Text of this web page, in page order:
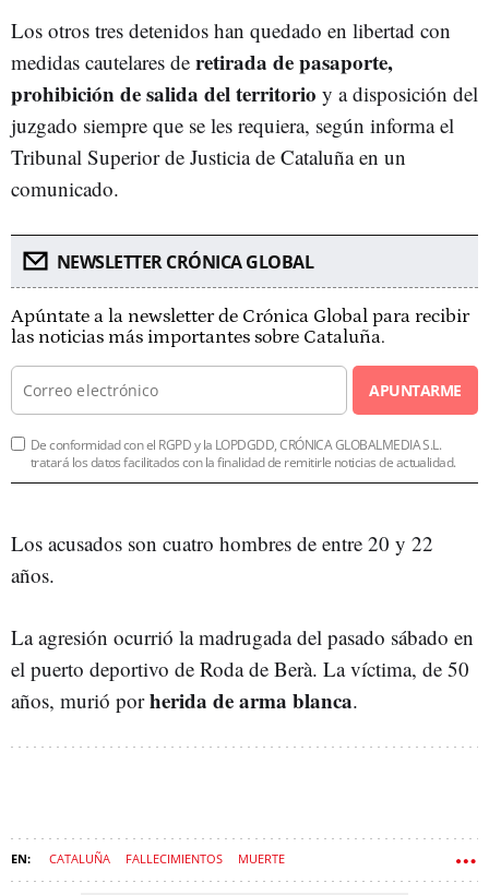
Los otros tres detenidos han quedado en libertad con
medidas cautelares de retirada de pasaporte,
prohibición de salida del territorio y a disposición del
juzgado siempre que se les requiera, según informa el
Tribunal Superior de Justicia de Cataluña en un
comunicado.
NEWSLETTER CRÓNICA GLOBAL
Apúntate a la newsletter de Crónica Global para recibir
las noticias más importantes sobre Cataluña.
APUNTARME
De conformidad con el RGPD y la LOPDGDD, CRÓNICA GLOBALMEDIA S.L.
tratará los datos facilitados con la finalidad de remitirle noticias de actualidad.
Los acusados son cuatro hombres de entre 20 y 22
años.
La agresión ocurrió la madrugada del pasado sábado en
el puerto deportivo de Roda de Berà. La víctima, de 50
años, murió porherida de arma blanca.
CATALUÑA FALLECIMIENTOS MUERTE